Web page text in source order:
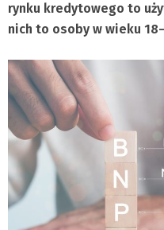
rynku kredytowego to
nich to osoby w wieku